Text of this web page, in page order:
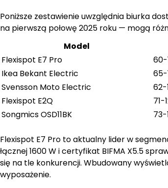
Poniższe zestawienie uwzględnia biurka
na pierwszą połowę 2025 roku — mogą
Model
Flexispot E7 Pro
60-
Ikea Bekant Electric
65-
Svensson Moto Electric
62-
Flexispot E2Q
71-
Songmics OSD11BK
73-
Flexispot E7 Pro to aktualny lider w
łącznej 1600 W i certyfikat BIFMA X5.5
się na tle konkurencji. Wbudowany
wyposażenie.